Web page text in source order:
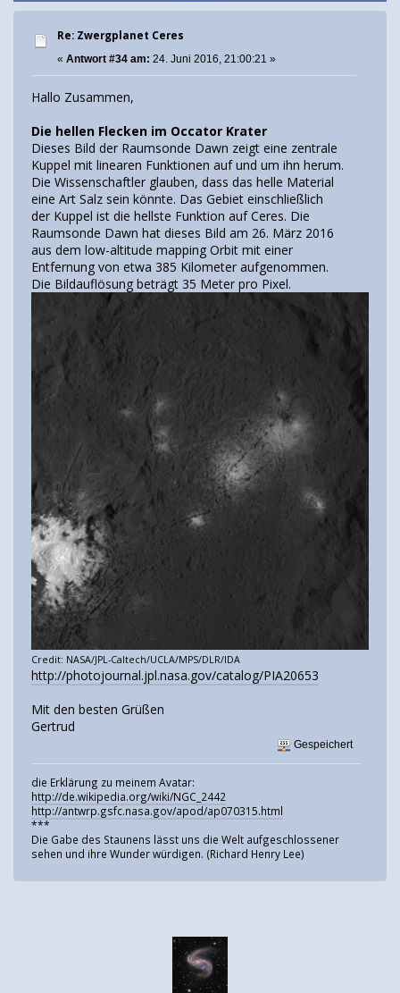
Re: Zwergplanet Ceres
« Antwort #34 am: 24. Juni 2016, 21:00:21 »
Hallo Zusammen,
Die hellen Flecken im Occator Krater
Dieses Bild der Raumsonde Dawn zeigt eine zentrale
Kuppel mit linearen Funktionen auf und um ihn herum.
Die Wissenschaftler glauben, dass das helle Material
eine Art Salz sein könnte. Das Gebiet einschließlich
der Kuppel ist die hellste Funktion auf Ceres. Die
Raumsonde Dawn hat dieses Bild am 26. März 2016
aus dem low-altitude mapping Orbit mit einer
Entfernung von etwa 385 Kilometer aufgenommen.
Die Bildauflösung beträgt 35 Meter pro Pixel.
Credit: NASA/JPL-Caltech/UCLA/MPS/DLR/IDA
http://photojournal.jpl.nasa.gov/catalog/PIA20653
Mit den besten Grüßen
Gertrud
Gespeichert
die Erklärung zu meinem Avatar:
http://de.wikipedia.org/wiki/NGC_2442
http://antwrp.gsfc.nasa.gov/apod/ap070315.html
***
Die Gabe des Staunens lässt uns die Welt aufgeschlossener
sehen und ihre Wunder würdigen. (Richard Henry Lee)